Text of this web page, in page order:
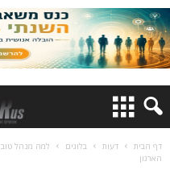
דף הבית דעות בלוגים
למה מנהל טוב
הארגון